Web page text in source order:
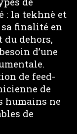
: la tekhnè et
finalité en
du dehors,
d’une
de feed-
de
humains ne
de